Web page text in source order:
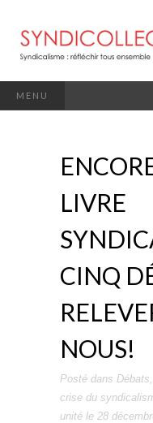
MENU
LIVRE
CINQ
NOUS!
Posté dans Débats,
crise du
unité le 28